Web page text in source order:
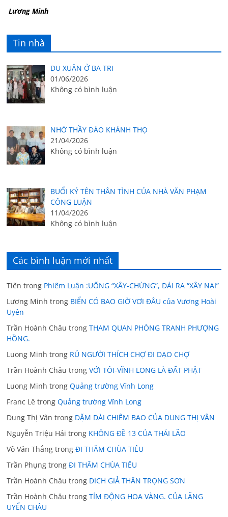
Lương Minh
Tin nhà
DU XUÂN Ở BA TRI
01/06/2026
Không có bình luận
NHỚ THẦY ĐÀO KHÁNH THỌ
21/04/2026
Không có bình luận
BUỔI KÝ TÊN THÂN TÌNH CỦA NHÀ VĂN PHẠM
CÔNG LUẬN
11/04/2026
Không có bình luận
Các bình luận mới nhất
Tiến trong Phiếm Luận :UỐNG “XÂY-CHỪNG”, ĐÁI RA “XÂY NẠI”
Lương Minh trong BIỂN CÓ BAO GIỜ VƠI ĐÂU của Vương Hoài
Uyên
Trần Hoành Châu trongTHAM QUAN PHÒNG TRANH PHƯỢNG
HỒNG.
Luong Minh trong RỦ NGƯỜI THÍCH CHỢ ĐI DẠO CHỢ
Trần Hoành Châu trongVỚI TÔI-VĨNH LONG LÀ ĐẤT PHẬT
Luong Minh trongQuảng trường Vĩnh Long
Franc Lê trongQuảng trường Vĩnh Long
Dung Thị Vân trong DẶM DÀI CHIÊM BAO CỦA DUNG THỊ VÂN
Nguyễn Triệu Hải trong KHÔNG ĐỀ 13 CỦA THÁI LÃO
Võ Văn Thắng trongĐI THĂM CHÙA TIÊU
Trần Phụng trongĐI THĂM CHÙA TIÊU
Trần Hoành Châu trong DICH GIẢ THÂN TRỌNG SƠN
Trần Hoành Châu trongTÍM ĐỘNG HOA VÀNG. CỦA LÃNG
UYỂN CHÂU